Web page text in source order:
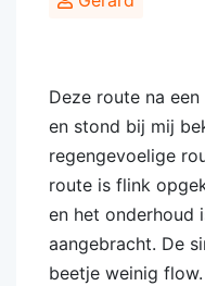
Deze route na
en stond bij mij
regengevoelige
route is flink
en het onderhoud
aangebracht. De
beetje weinig